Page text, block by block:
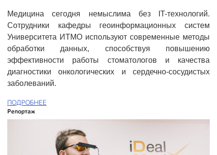
Медицина сегодня немыслима без IT-технологий.
Сотрудники кафедры геоинформационных систем
Университета ИТМО используют современные методы
обработки данных, способствуя повышению
эффективности работы стоматологов и качества
диагностики онкологических и сердечно-сосудистых
заболеваний.
ПОДРОБНЕЕ
Репортаж